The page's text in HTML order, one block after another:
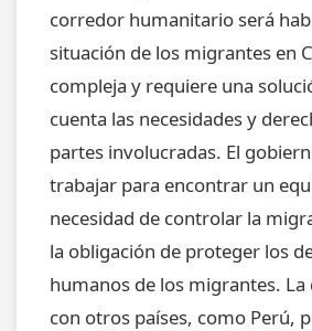
corredor humanitario será
situación de los migrantes en
compleja y requiere una
cuenta las necesidades y
partes involucradas. El
trabajar para encontrar un
necesidad de controlar la
la obligación de proteger los
humanos de los migrantes. La
con otros países, como Perú,